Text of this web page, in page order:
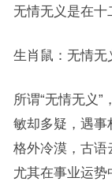
无情无义是在十
生肖鼠：无情无
所谓“无情无义
敏却多疑，遇事
格外冷漠，古语
尤其在事业运势